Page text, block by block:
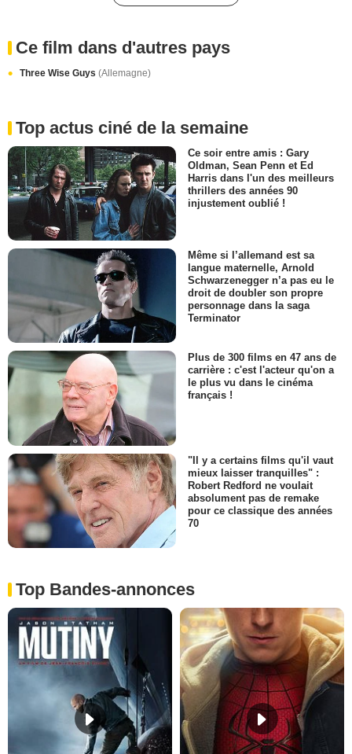
Ce film dans d'autres pays
Three Wise Guys (Allemagne)
Top actus ciné de la semaine
Ce soir entre amis : Gary
Oldman, Sean Penn et Ed
Harris dans l'un des meilleurs
thrillers des années 90
injustement oublié !
Même si l’allemand est sa
langue maternelle, Arnold
Schwarzenegger n’a pas eu le
droit de doubler son propre
personnage dans la saga
Terminator
Plus de 300 films en 47 ans de
carrière : c'est l'acteur qu'on a
le plus vu dans le cinéma
français !
"Il y a certains films qu'il vaut
mieux laisser tranquilles" :
Robert Redford ne voulait
absolument pas de remake
pour ce classique des années
70
Top Bandes-annonces